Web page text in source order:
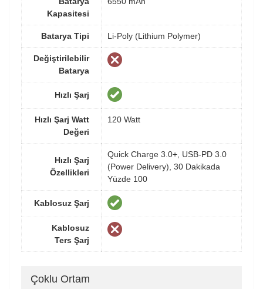
Kapasitesi
Batarya Tipi Li-Poly (Lithium Polymer)
Değiştirilebilir
Batarya
Hızlı Şarj
Hızlı Şarj Watt
Değeri
120 Watt
Hızlı Şarj
Özellikleri
Quick Charge 3.0+, USB-PD 3.0
(Power Delivery), 30 Dakikada
Yüzde 100
Kablosuz Şarj
Kablosuz
Ters Şarj
Çoklu Ortam